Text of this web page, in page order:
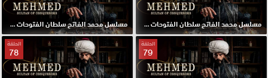
مسلسل محمد الفاتح سلطان الفتوحات مترجم الحلقة 81 HD مسلسل محمد الفاتح سلطان الفتوحات مترجم الحلقة 80 HD
الحلقة
79
الحلقة
78